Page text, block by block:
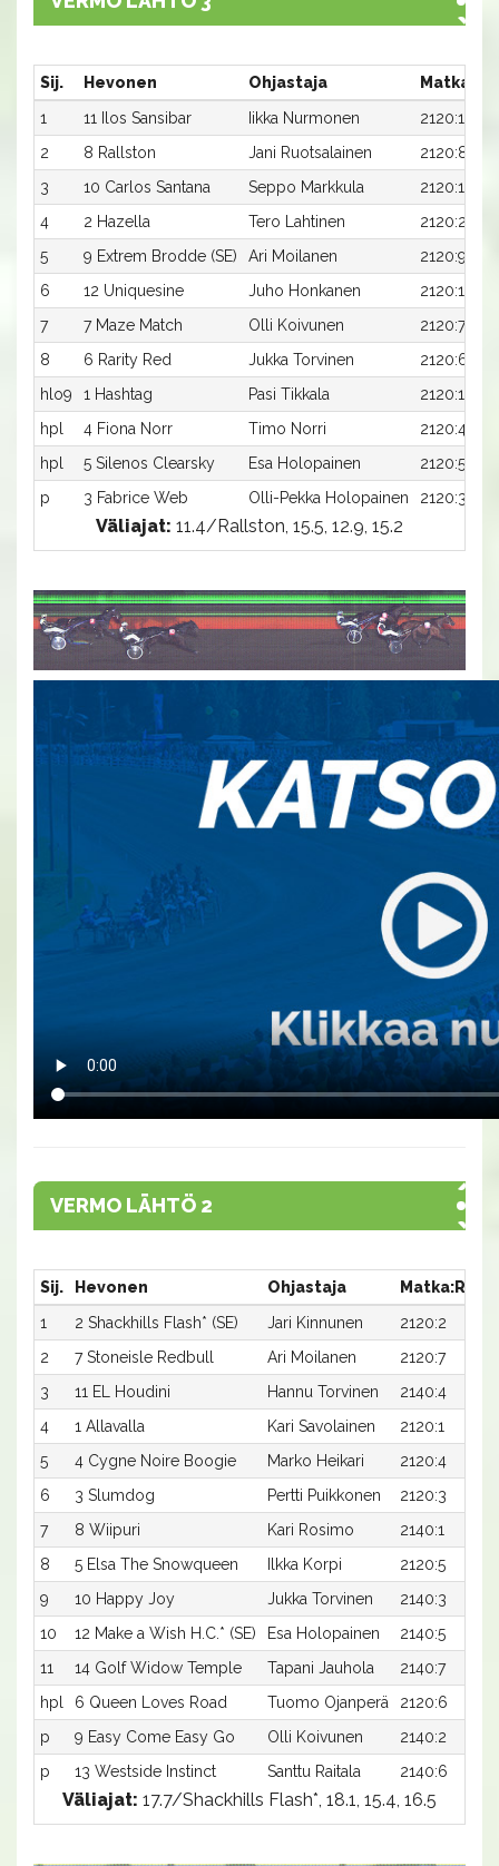
Sij. Hevonen Ohjastaja
1
11 Ilos Sansibar Iikka Nurmonen
2120:11
2
8 Rallston Jani Ruotsalainen
2120:8
3
10 Carlos Santana Seppo Markkula
2120:10
4
2 Hazella Tero Lahtinen
2120:2
5
9 Extrem Brodde (SE) Ari Moilanen
2120:9
6
12 Uniquesine Juho Honkanen
2120:12
7
7 Maze Match Olli Koivunen
2120:7
8
6 Rarity Red Jukka Torvinen
2120:6
hlo9
1 Hashtag Pasi Tikkala
2120:1
hpl
4 Fiona Norr Timo Norri
2120:4
hpl
5 Silenos Clearsky Esa Holopainen
2120:5
p
3 Fabrice Web Olli-Pekka Holopainen 2120:3
Väliajat: 11.4/Rallston, 15.5, 12.9, 15.2
VERMO LÄHTÖ 2
Sij. Hevonen Ohjastaja
Matka:Rata
1
2 Shackhills Flash* (SE) Jari Kinnunen
2120:2
2
7 Stoneisle Redbull Ari Moilanen
2120:7
3
11 EL Houdini Hannu Torvinen
2140:4
4
1 Allavalla Kari Savolainen
2120:1
5
4 Cygne Noire Boogie Marko Heikari
2120:4
6
3 Slumdog Pertti Puikkonen
2120:3
7
8 Wiipuri Kari Rosimo
2140:1
8
5 Elsa The Snowqueen Ilkka Korpi
2120:5
9
10 Happy Joy Jukka Torvinen
2140:3
10
12 Make a Wish H.C.* (SE) Esa Holopainen
2140:5
11
14 Golf Widow Temple Tapani Jauhola
2140:7
hpl
6 Queen Loves Road Tuomo Ojanperä
2120:6
p
9 Easy Come Easy Go Olli Koivunen
2140:2
p
13 Westside Instinct Santtu Raitala 2140:6
Väliajat: 17.7/Shackhills Flash*, 18.1, 15.4, 16.5